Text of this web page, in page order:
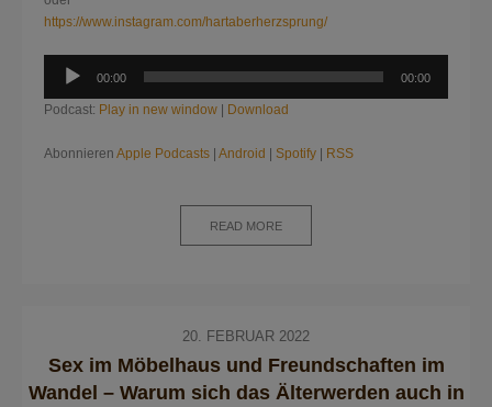
https://www.instagram.com/hartaberherzsprung/
Audio-
00:00 00:00
Podcast: Play in new window | Download
Abonnieren Apple Podcasts | Android | Spotify | RSS
READ MORE
20. FEBRUAR 2022
Sex im Möbelhaus und Freundschaften im
Wandel – Warum sich das Älterwerden auch in